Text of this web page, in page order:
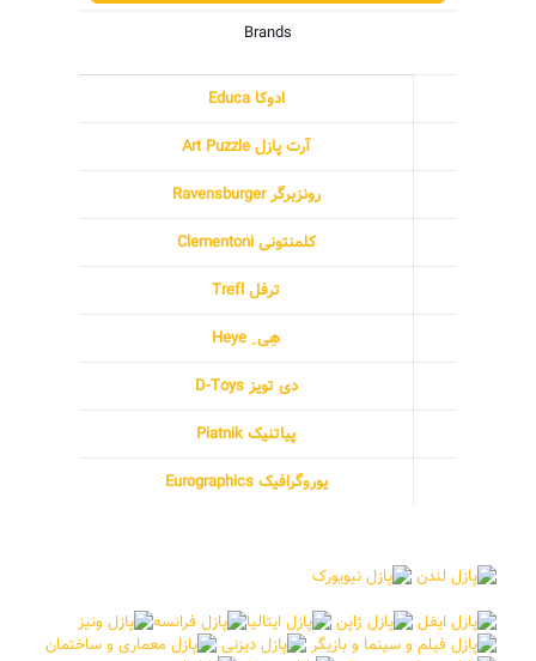
Brands
ادوکا Educa
آرت پازل Art Puzzle
رونزبرگر Ravensburger
کلمنتونی Clementoni
ترفل Trefl
هِی ِ Heye
دی تویز D-Toys
پیاتنیک Piatnik
یوروگرافیک Eurographics